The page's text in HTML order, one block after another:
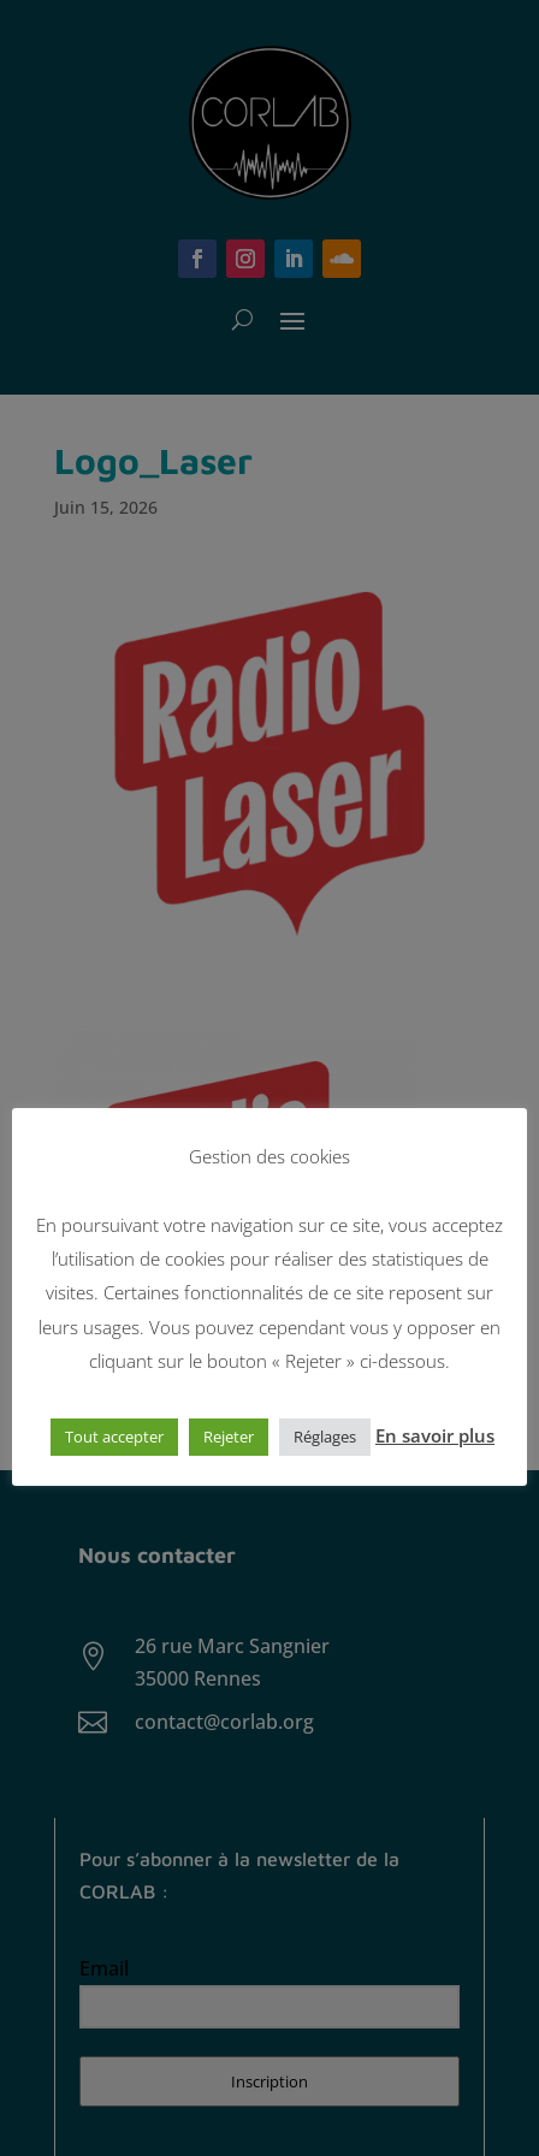
Logo_Laser
Juin 15, 2026
Nous contacter

26 rue Marc Sangnier
35000 Rennes
 contact@corlab.org
Pour s’abonner à la newsletter de la
CORLAB :
Email
Inscription
Gestion des cookies
En poursuivant votre navigation sur ce site, vous acceptez
l’utilisation de cookies pour réaliser des statistiques de
visites. Certaines fonctionnalités de ce site reposent sur
leurs usages. Vous pouvez cependant vous y opposer en
cliquant sur le bouton « Rejeter » ci-dessous.
Tout accepter Rejeter Réglages En savoir plus